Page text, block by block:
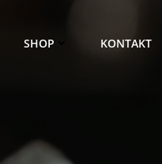
SHOP KONTAKT